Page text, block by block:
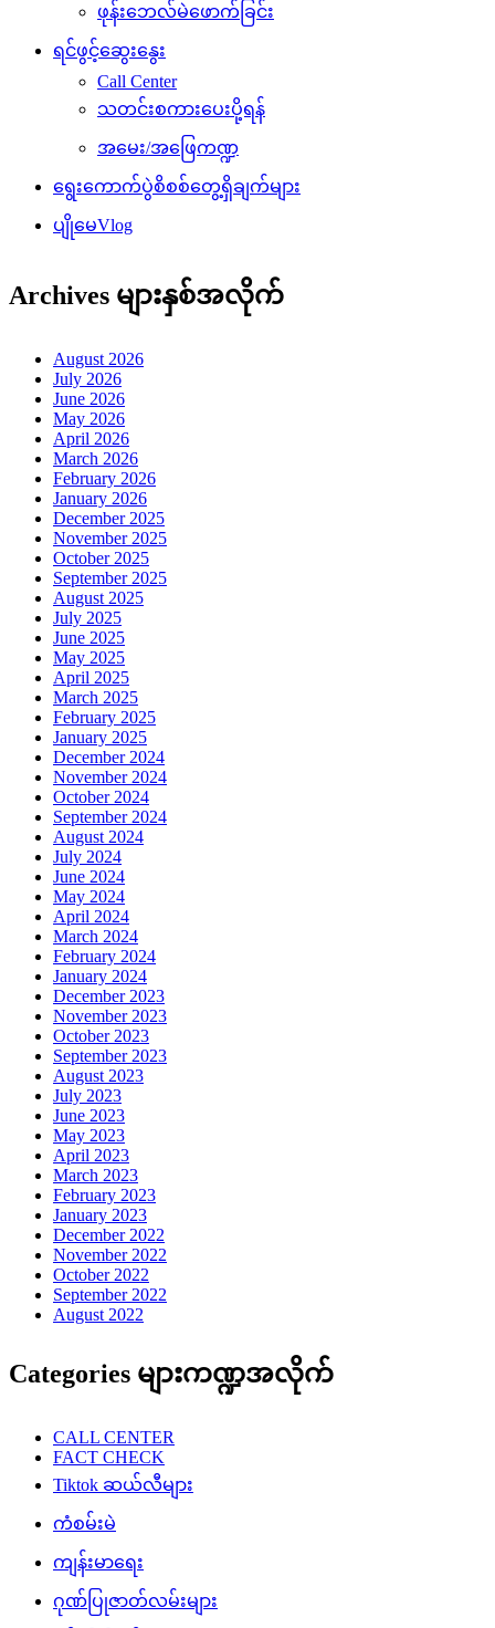
ဖုန်းဘေလ်မဲဖောက်ခြင်း
ရင်ဖွင့်ဆွေးနွေး
Call Center
သတင်းစကားပေးပို့ရန်
အမေး/အဖြေကဏ္ဍ
ရွေးကောက်ပွဲစိစစ်တွေ့ရှိချက်များ
ပျိုမေVlog
Archives များနှစ်အလိုက်
August 2026
July 2026
June 2026
May 2026
April 2026
March 2026
February 2026
January 2026
December 2025
November 2025
October 2025
September 2025
August 2025
July 2025
June 2025
May 2025
April 2025
March 2025
February 2025
January 2025
December 2024
November 2024
October 2024
September 2024
August 2024
July 2024
June 2024
May 2024
April 2024
March 2024
February 2024
January 2024
December 2023
November 2023
October 2023
September 2023
August 2023
July 2023
June 2023
May 2023
April 2023
March 2023
February 2023
January 2023
December 2022
November 2022
October 2022
September 2022
August 2022
Categories များကဏ္ဍအလိုက်
CALL CENTER
FACT CHECK
Tiktok ဆယ်လီများ
ကံစမ်းမဲ
ကျန်းမာရေး
ဂုဏ်ပြုဇာတ်လမ်းများ